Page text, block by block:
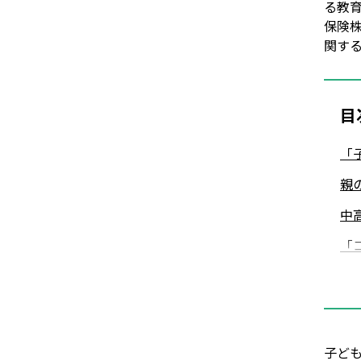
る教
保険
関す
親
中
学
子ど